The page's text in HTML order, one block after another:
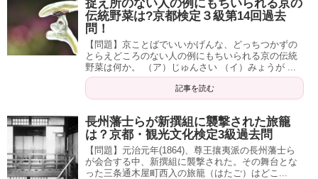
捉え所のない人の例にもちいられる京の
伝統野菜は?京都検定３級第14回過去
問！
【問題】京ことばでいいかげんな、どっちつかずの
とらえどころのない人の例にもちいられる京の伝統
野菜は何か。 （ア）じゅんさい （イ）みょうが ...
記事を読む
長州藩士らが新撰組に襲撃された旅籠
は？京都・観光文化検定3級過去問
【問題】元治元年(1864)、尊王攘夷派の長州藩士ら
が会合する中、新撰組に襲撃された。その舞台とな
った三条通木屋町西入の旅籠（はたご）はどこ...